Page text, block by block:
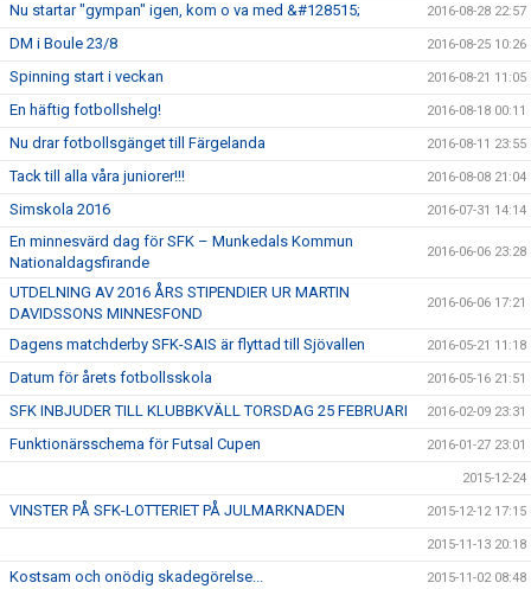
Nu startar "gympan" igen, kom o va med &#128515; 2016-08-28 22:57
DM i Boule 23/8 2016-08-25 10:26
Spinning start i veckan 2016-08-21 11:05
En häftig fotbollshelg! 2016-08-18 00:11
Nu drar fotbollsgänget till Färgelanda 2016-08-11 23:55
Tack till alla våra juniorer!!! 2016-08-08 21:04
Simskola 2016 2016-07-31 14:14
En minnesvärd dag för SFK – Munkedals Kommun
Nationaldagsfirande
2016-06-06 23:28
UTDELNING AV 2016 ÅRS STIPENDIER UR MARTIN
DAVIDSSONS MINNESFOND
2016-06-06 17:21
Dagens matchderby SFK-SAIS är flyttad till Sjövallen 2016-05-21 11:18
Datum för årets fotbollsskola 2016-05-16 21:51
SFK INBJUDER TILL KLUBBKVÄLL TORSDAG 25 FEBRUARI 2016-02-09 23:31
Funktionärsschema för Futsal Cupen 2016-01-27 23:01
2015-12-24
VINSTER PÅ SFK-LOTTERIET PÅ JULMARKNADEN 2015-12-12 17:15
2015-11-13 20:18
Kostsam och onödig skadegörelse... 2015-11-02 08:48